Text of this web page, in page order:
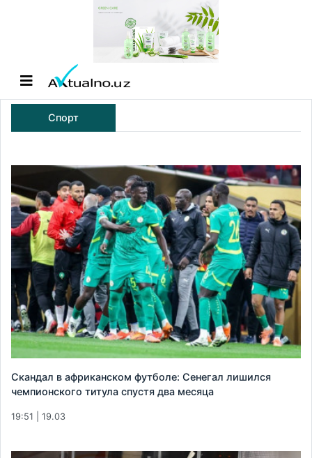
Спорт
Скандал в африканском футболе: Сенегал лишился
чемпионского титула спустя два месяца
19:51 | 19.03